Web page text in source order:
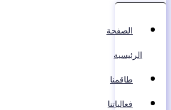
الصفحة
الرئيسية
طاقمنا
فعالياتنا